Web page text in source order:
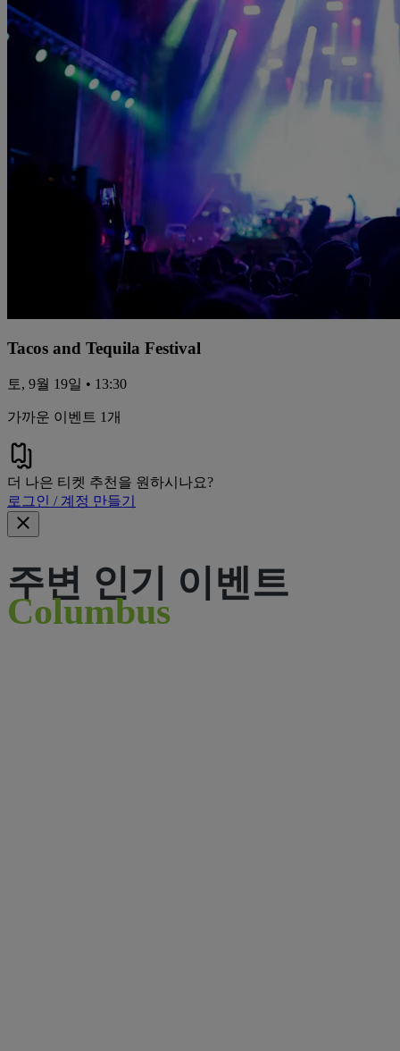
Tacos and Tequila Festival
토, 9월 19일 • 13:30
가까운 이벤트 1개
더 나은 티켓 추천을 원하시나요?
로그인 / 계정 만들기
주변 인기 이벤트
Columbus